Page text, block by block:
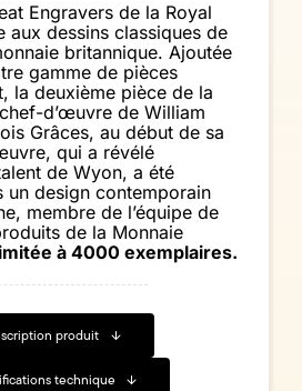
Engravers de la Royal
aux dessins classiques de
britannique. Ajoutée
gamme de pièces
la deuxième pièce de la
d’œuvre de William
Grâces, au début de sa
qui a révélé
de Wyon, a été
un design contemporain
membre de l’équipe de
de la Monnaie
à 4000 exemplaires.
produit
technique